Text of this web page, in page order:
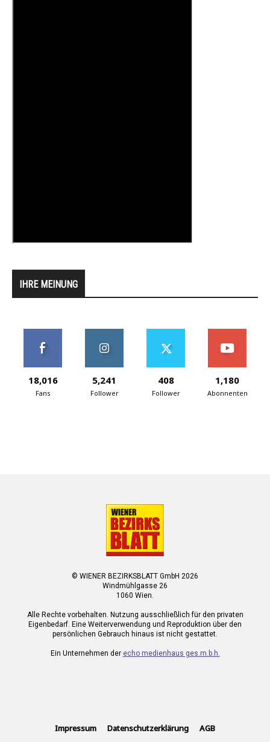
IHRE MEINUNG
18,016
Fans
5,241
Follower
408
Follower
1,180
Abonnenten
© WIENER BEZIRKSBLATT GmbH 2026
Windmühlgasse 26
1060 Wien.
Alle Rechte vorbehalten. Nutzung ausschließlich für den privaten
Eigenbedarf. Eine Weiterverwendung und Reproduktion über den
persönlichen Gebrauch hinaus ist nicht gestattet.
Ein Unternehmen der echo medienhaus ges.m.b.h.
Impressum Datenschutzerklärung AGB